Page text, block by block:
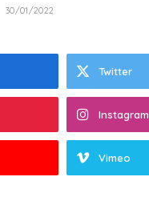
30/01/2022
Twitter
Instagram
Vimeo